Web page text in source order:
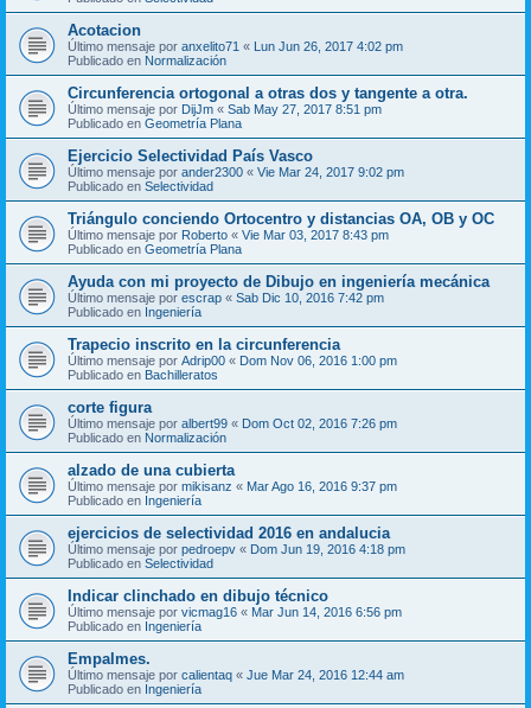
Acotacion
Último mensaje por anxelito71 « Lun Jun 26, 2017 4:02 pm
Publicado en Normalización
Circunferencia ortogonal a otras dos y tangente a otra.
Último mensaje por DijJm « Sab May 27, 2017 8:51 pm
Publicado en Geometría Plana
Ejercicio Selectividad País Vasco
Último mensaje por ander2300 « Vie Mar 24, 2017 9:02 pm
Publicado en Selectividad
Triángulo conciendo Ortocentro y distancias OA, OB y OC
Último mensaje por Roberto « Vie Mar 03, 2017 8:43 pm
Publicado en Geometría Plana
Ayuda con mi proyecto de Dibujo en ingeniería mecánica
Último mensaje por escrap « Sab Dic 10, 2016 7:42 pm
Publicado en Ingeniería
Trapecio inscrito en la circunferencia
Último mensaje por Adrip00 « Dom Nov 06, 2016 1:00 pm
Publicado en Bachilleratos
corte figura
Último mensaje por albert99 « Dom Oct 02, 2016 7:26 pm
Publicado en Normalización
alzado de una cubierta
Último mensaje por mikisanz « Mar Ago 16, 2016 9:37 pm
Publicado en Ingeniería
ejercicios de selectividad 2016 en andalucia
Último mensaje por pedroepv « Dom Jun 19, 2016 4:18 pm
Publicado en Selectividad
Indicar clinchado en dibujo técnico
Último mensaje por vicmag16 « Mar Jun 14, 2016 6:56 pm
Publicado en Ingeniería
Empalmes.
Último mensaje por calientaq « Jue Mar 24, 2016 12:44 am
Publicado en Ingeniería